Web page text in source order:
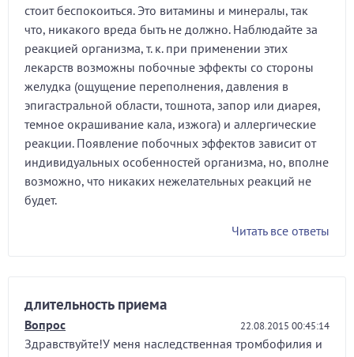
стоит беспокоиться. Это витамины и минералы, так
что, никакого вреда быть не должно. Наблюдайте за
реакцией организма, т. к. при применении этих
лекарств возможны побочные эффекты со стороны
желудка (ощущение переполнения, давления в
эпигастральной области, тошнота, запор или диарея,
темное окрашивание кала, изжога) и аллергические
реакции. Появление побочных эффектов зависит от
индивидуальных особенностей организма, но, вполне
возможно, что никаких нежелательных реакций не
будет.
Читать все ответы
длительность приема
Вопрос 22.08.2015 00:45:14
Здравствуйте!У меня наследственная тромбофилия и